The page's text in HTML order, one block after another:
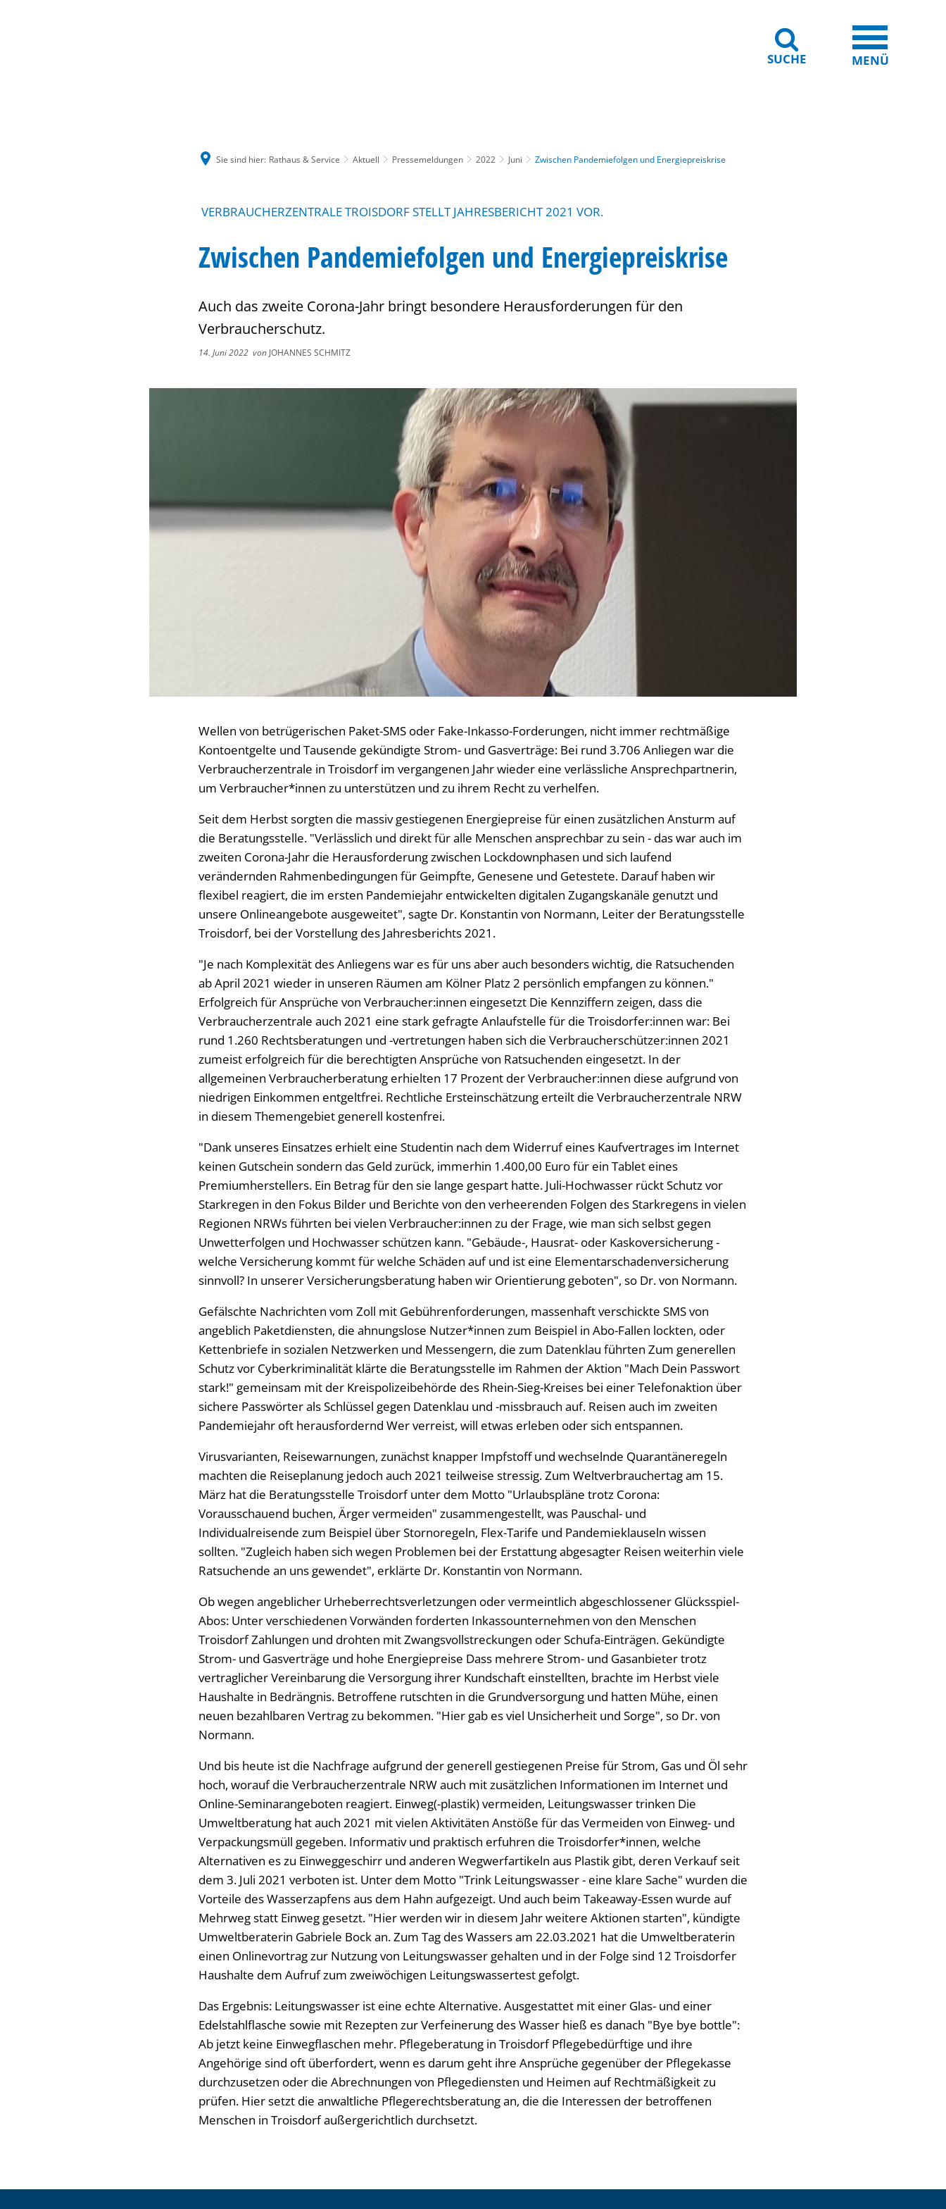
SUCHE MENÜ
Sie sind hier: Rathaus & Service Aktuell Pressemeldungen 2022 Juni Zwischen Pandemiefolgen und Energiepreiskrise
VERBRAUCHERZENTRALE TROISDORF STELLT JAHRESBERICHT 2021 VOR.
Zwischen Pandemiefolgen und Energiepreiskrise
Auch das zweite Corona-Jahr bringt besondere Herausforderungen für den
Verbraucherschutz.
14. Juni 2022 von JOHANNES SCHMITZ
Wellen von betrügerischen Paket-SMS oder Fake-Inkasso-Forderungen, nicht immer rechtmäßige
Kontoentgelte und Tausende gekündigte Strom- und Gasverträge: Bei rund 3.706 Anliegen war die
Verbraucherzentrale in Troisdorf im vergangenen Jahr wieder eine verlässliche Ansprechpartnerin,
um Verbraucher*innen zu unterstützen und zu ihrem Recht zu verhelfen.
Seit dem Herbst sorgten die massiv gestiegenen Energiepreise für einen zusätzlichen Ansturm auf
die Beratungsstelle. "Verlässlich und direkt für alle Menschen ansprechbar zu sein - das war auch im
zweiten Corona-Jahr die Herausforderung zwischen Lockdownphasen und sich laufend
verändernden Rahmenbedingungen für Geimpfte, Genesene und Getestete. Darauf haben wir
flexibel reagiert, die im ersten Pandemiejahr entwickelten digitalen Zugangskanäle genutzt und
unsere Onlineangebote ausgeweitet", sagte Dr. Konstantin von Normann, Leiter der Beratungsstelle
Troisdorf, bei der Vorstellung des Jahresberichts 2021.
"Je nach Komplexität des Anliegens war es für uns aber auch besonders wichtig, die Ratsuchenden
ab April 2021 wieder in unseren Räumen am Kölner Platz 2 persönlich empfangen zu können."
Erfolgreich für Ansprüche von Verbraucher:innen eingesetzt Die Kennziffern zeigen, dass die
Verbraucherzentrale auch 2021 eine stark gefragte Anlaufstelle für die Troisdorfer:innen war: Bei
rund 1.260 Rechtsberatungen und -vertretungen haben sich die Verbraucherschützer:innen 2021
zumeist erfolgreich für die berechtigten Ansprüche von Ratsuchenden eingesetzt. In der
allgemeinen Verbraucherberatung erhielten 17 Prozent der Verbraucher:innen diese aufgrund von
niedrigen Einkommen entgeltfrei. Rechtliche Ersteinschätzung erteilt die Verbraucherzentrale NRW
in diesem Themengebiet generell kostenfrei.
"Dank unseres Einsatzes erhielt eine Studentin nach dem Widerruf eines Kaufvertrages im Internet
keinen Gutschein sondern das Geld zurück, immerhin 1.400,00 Euro für ein Tablet eines
Premiumherstellers. Ein Betrag für den sie lange gespart hatte. Juli-Hochwasser rückt Schutz vor
Starkregen in den Fokus Bilder und Berichte von den verheerenden Folgen des Starkregens in vielen
Regionen NRWs führten bei vielen Verbraucher:innen zu der Frage, wie man sich selbst gegen
Unwetterfolgen und Hochwasser schützen kann. "Gebäude-, Hausrat- oder Kaskoversicherung -
welche Versicherung kommt für welche Schäden auf und ist eine Elementarschadenversicherung
sinnvoll? In unserer Versicherungsberatung haben wir Orientierung geboten", so Dr. von Normann.
Gefälschte Nachrichten vom Zoll mit Gebührenforderungen, massenhaft verschickte SMS von
angeblich Paketdiensten, die ahnungslose Nutzer*innen zum Beispiel in Abo-Fallen lockten, oder
Kettenbriefe in sozialen Netzwerken und Messengern, die zum Datenklau führten Zum generellen
Schutz vor Cyberkriminalität klärte die Beratungsstelle im Rahmen der Aktion "Mach Dein Passwort
stark!" gemeinsam mit der Kreispolizeibehörde des Rhein-Sieg-Kreises bei einer Telefonaktion über
sichere Passwörter als Schlüssel gegen Datenklau und -missbrauch auf. Reisen auch im zweiten
Pandemiejahr oft herausfordernd Wer verreist, will etwas erleben oder sich entspannen.
Virusvarianten, Reisewarnungen, zunächst knapper Impfstoff und wechselnde Quarantäneregeln
machten die Reiseplanung jedoch auch 2021 teilweise stressig. Zum Weltverbrauchertag am 15.
März hat die Beratungsstelle Troisdorf unter dem Motto "Urlaubspläne trotz Corona:
Vorausschauend buchen, Ärger vermeiden" zusammengestellt, was Pauschal- und
Individualreisende zum Beispiel über Stornoregeln, Flex-Tarife und Pandemieklauseln wissen
sollten. "Zugleich haben sich wegen Problemen bei der Erstattung abgesagter Reisen weiterhin viele
Ratsuchende an uns gewendet", erklärte Dr. Konstantin von Normann.
Ob wegen angeblicher Urheberrechtsverletzungen oder vermeintlich abgeschlossener Glücksspiel-
Abos: Unter verschiedenen Vorwänden forderten Inkassounternehmen von den Menschen
Troisdorf Zahlungen und drohten mit Zwangsvollstreckungen oder Schufa-Einträgen. Gekündigte
Strom- und Gasverträge und hohe Energiepreise Dass mehrere Strom- und Gasanbieter trotz
vertraglicher Vereinbarung die Versorgung ihrer Kundschaft einstellten, brachte im Herbst viele
Haushalte in Bedrängnis. Betroffene rutschten in die Grundversorgung und hatten Mühe, einen
neuen bezahlbaren Vertrag zu bekommen. "Hier gab es viel Unsicherheit und Sorge", so Dr. von
Normann.
Und bis heute ist die Nachfrage aufgrund der generell gestiegenen Preise für Strom, Gas und Öl sehr
hoch, worauf die Verbraucherzentrale NRW auch mit zusätzlichen Informationen im Internet und
Online-Seminarangeboten reagiert. Einweg(-plastik) vermeiden, Leitungswasser trinken Die
Umweltberatung hat auch 2021 mit vielen Aktivitäten Anstöße für das Vermeiden von Einweg- und
Verpackungsmüll gegeben. Informativ und praktisch erfuhren die Troisdorfer*innen, welche
Alternativen es zu Einweggeschirr und anderen Wegwerfartikeln aus Plastik gibt, deren Verkauf seit
dem 3. Juli 2021 verboten ist. Unter dem Motto "Trink Leitungswasser - eine klare Sache" wurden die
Vorteile des Wasserzapfens aus dem Hahn aufgezeigt. Und auch beim Takeaway-Essen wurde auf
Mehrweg statt Einweg gesetzt. "Hier werden wir in diesem Jahr weitere Aktionen starten", kündigte
Umweltberaterin Gabriele Bock an. Zum Tag des Wassers am 22.03.2021 hat die Umweltberaterin
einen Onlinevortrag zur Nutzung von Leitungswasser gehalten und in der Folge sind 12 Troisdorfer
Haushalte dem Aufruf zum zweiwöchigen Leitungswassertest gefolgt.
Das Ergebnis: Leitungswasser ist eine echte Alternative. Ausgestattet mit einer Glas- und einer
Edelstahlflasche sowie mit Rezepten zur Verfeinerung des Wasser hieß es danach "Bye bye bottle":
Ab jetzt keine Einwegflaschen mehr. Pflegeberatung in Troisdorf Pflegebedürftige und ihre
Angehörige sind oft überfordert, wenn es darum geht ihre Ansprüche gegenüber der Pflegekasse
durchzusetzen oder die Abrechnungen von Pflegediensten und Heimen auf Rechtmäßigkeit zu
prüfen. Hier setzt die anwaltliche Pflegerechtsberatung an, die die Interessen der betroffenen
Menschen in Troisdorf außergerichtlich durchsetzt.